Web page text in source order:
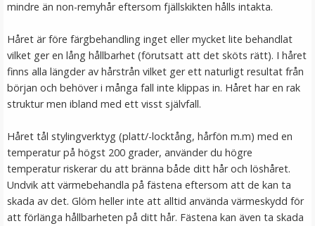
★
99 kr
LÄGG I VARUKORG
mindre än non-remyhår eftersom fjällskikten hålls intakta.
Håret är före färgbehandling inget eller mycket lite behandlat
vilket ger en lång hållbarhet (förutsatt att det sköts rätt). I håret
finns alla längder av hårstrån vilket ger ett naturligt resultat från
början och behöver i många fall inte klippas in. Håret har en rak
struktur men ibland med ett visst självfall.
Håret tål stylingverktyg (platt/-locktång, hårfön m.m) med en
temperatur på högst 200 grader, använder du högre
temperatur riskerar du att bränna både ditt hår och löshåret.
Undvik att värmebehandla på fästena eftersom att de kan ta
skada av det. Glöm heller inte att alltid använda värmeskydd för
att förlänga hållbarheten på ditt hår. Fästena kan även ta skada